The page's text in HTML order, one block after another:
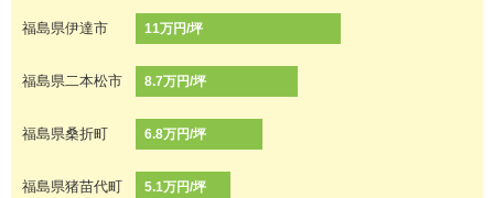
福島県伊達市 11万円/坪
福島県二本松市 8.7万円/坪
福島県桑折町 6.8万円/坪
福島県猪苗代町 5.1万円/坪